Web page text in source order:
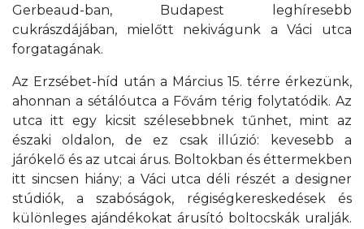
Gerbeaud-ban, Budapest leghíresebb
cukrászdájában, mielőtt nekivágunk a Váci utca
forgatagának.
Az Erzsébet-híd után a Március 15. térre érkezünk,
ahonnan a sétálóutca a Fővám térig folytatódik. Az
utca itt egy kicsit szélesebbnek tűnhet, mint az
északi oldalon, de ez csak illúzió: kevesebb a
járókelő és az utcai árus. Boltokban és éttermekben
itt sincsen hiány; a Váci utca déli részét a designer
stúdiók, a szabóságok, régiségkereskedések és
különleges ajándékokat árusító boltocskák uralják.